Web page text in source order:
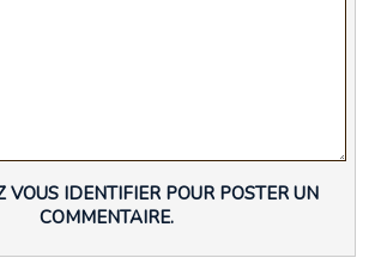
VOUS IDENTIFIER POUR POSTER UN
COMMENTAIRE.